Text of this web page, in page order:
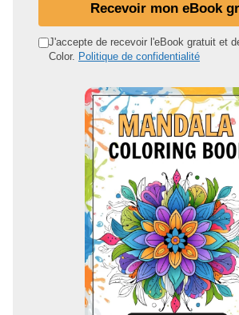
d
Recevoir mon eBook
J'accepte de recevoir l'eBook gratuit et
Color. Politique de confidentialité